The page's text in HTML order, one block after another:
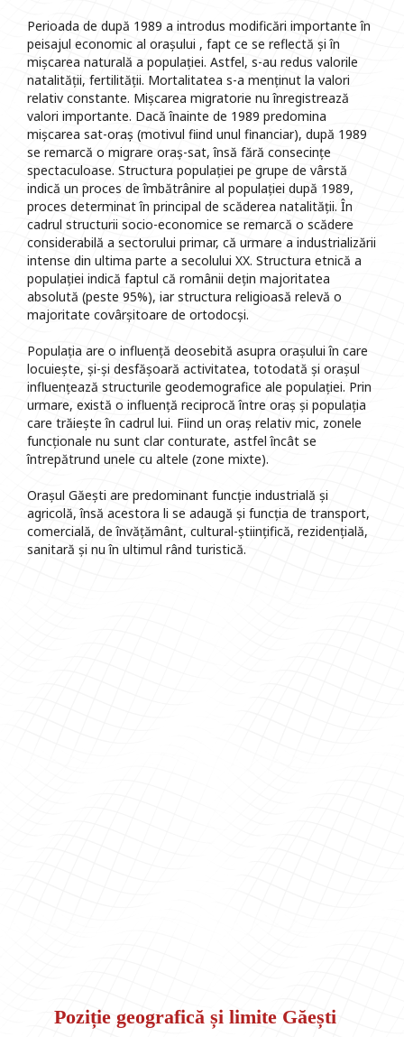
Perioada de după 1989 a introdus modificări importante în
peisajul economic al orașului , fapt ce se reflectă și în
mișcarea naturală a populației. Astfel, s-au redus valorile
natalității, fertilității. Mortalitatea s-a menținut la valori
relativ constante. Mișcarea migratorie nu înregistrează
valori importante. Dacă înainte de 1989 predomina
mișcarea sat-oraș (motivul fiind unul financiar), după 1989
se remarcă o migrare oraș-sat, însă fără consecințe
spectaculoase. Structura populației pe grupe de vârstă
indică un proces de îmbătrânire al populației după 1989,
proces determinat în principal de scăderea natalității. În
cadrul structurii socio-economice se remarcă o scădere
considerabilă a sectorului primar, că urmare a industrializării
intense din ultima parte a secolului XX. Structura etnică a
populației indică faptul că românii dețin majoritatea
absolută (peste 95%), iar structura religioasă relevă o
majoritate covârșitoare de ortodocși.
Populația are o influență deosebită asupra orașului în care
locuiește, și-și desfășoară activitatea, totodată și orașul
influențează structurile geodemografice ale populației. Prin
urmare, există o influență reciprocă între oraș și populația
care trăiește în cadrul lui. Fiind un oraș relativ mic, zonele
funcționale nu sunt clar conturate, astfel încât se
întrepătrund unele cu altele (zone mixte).
Orașul Găești are predominant funcție industrială și
agricolă, însă acestora li se adaugă și funcția de transport,
comercială, de învățământ, cultural-științifică, rezidențială,
sanitară și nu în ultimul rând turistică.
Poziție geografică și limite Găești